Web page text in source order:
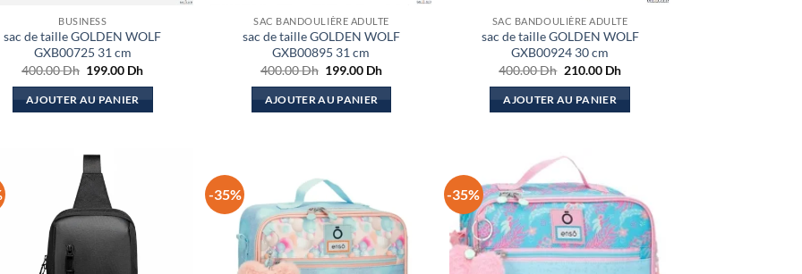
BUSINESS
sac de taille GOLDEN WOLF
GXB00725 31 cm
400.00Dh Le
initial
était :
199.00 DhLe
AJOUTER AU PANIER
SAC BANDOULIÈRE ADULTE
sac de taille GOLDEN WOLF
GXB00895 31 cm
400.00Dh Le
initial
était :
199.00 DhLe
AJOUTER AU PANIER
SAC BANDOULIÈRE ADULTE
sac de taille GOLDEN WOLF
GXB00924 30 cm
400.00Dh Le
initial
était :
210.00 DhLe
AJOUTER AU PANIER
-35% -35%